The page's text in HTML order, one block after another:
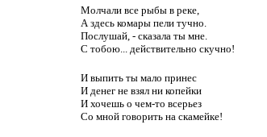
Молчали все рыбы в реке,
А здесь комары пели тучно.
Послушай, - сказала ты мне.
С тобою... действительно скучно!
И выпить ты мало принес
И денег не взял ни копейки
И хочешь о чем-то всерьез
Со мной говорить на скамейке!